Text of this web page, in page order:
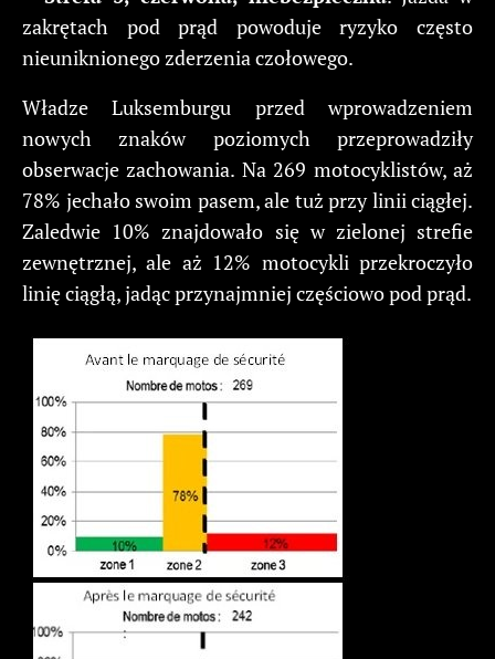
zakrętach pod prąd powoduje ryzyko często
nieuniknionego zderzenia czołowego.
Władze Luksemburgu przed wprowadzeniem
nowych znaków poziomych przeprowadziły
obserwacje zachowania. Na 269 motocyklistów, aż
78% jechało swoim pasem, ale tuż przy linii ciągłej.
Zaledwie 10% znajdowało się w zielonej strefie
zewnętrznej, ale aż 12% motocykli przekroczyło
linię ciągłą, jadąc przynajmniej częściowo pod prąd.